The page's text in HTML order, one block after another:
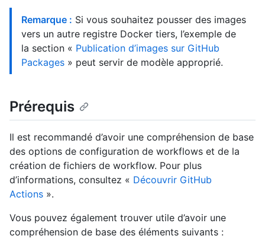
Remarque : Si vous souhaitez pousser des images
vers un autre registre Docker tiers, l’exemple de
la section « Publication d’images sur GitHub
Packages » peut servir de modèle approprié.
Prérequis
Il est recommandé d’avoir une compréhension de base
des options de configuration de workflows et de la
création de fichiers de workflow. Pour plus
d’informations, consultez « Découvrir GitHub
Actions ».
Vous pouvez également trouver utile d’avoir une
compréhension de base des éléments suivants :